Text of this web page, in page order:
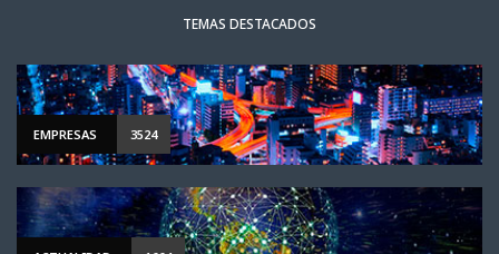
TEMAS DESTACADOS
EMPRESAS 3524